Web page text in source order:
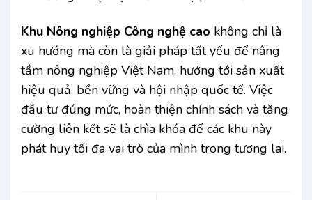
Khu Nông nghiệp Công nghệ cao không chỉ là
xu hướng mà còn là giải pháp tất yếu để nâng
tầm nông nghiệp Việt Nam, hướng tới sản xuất
hiệu quả, bền vững và hội nhập quốc tế. Việc
đầu tư đúng mức, hoàn thiện chính sách và tăng
cường liên kết sẽ là chìa khóa để các khu này
phát huy tối đa vai trò của mình trong tương lai.